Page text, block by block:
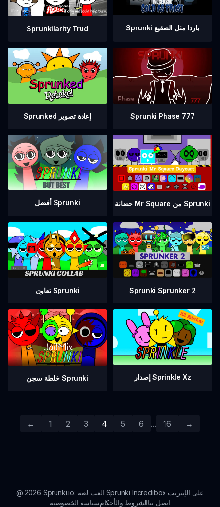
Sprunkilarity Trud Sprunki باردا مثل الصقيع
Sprunked إعادة تصوير Sprunki Phase 777
أفضل Sprunki حضانة Mr Square من Sprunki
تعاون Sprunki Sprunki Sprunker 2
خلطة سجن Sprunki إصدار Sprinkle Xz
← 1 2 3 4 5 6 ... 16 →
@ 2026
Sprunki.io: العب لعبة Sprunki Incredibox على الإنترنت
سياسة الخصوصيةالشروط والأحكاماتصل بنا